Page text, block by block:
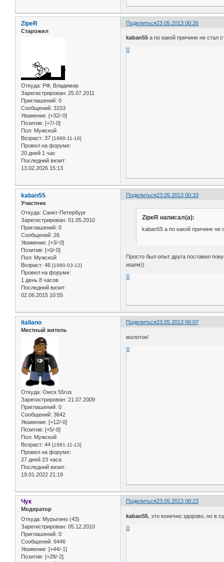
Поделиться23.05.2013 00:26
ZipeR
Старожил
Откуда: РФ, Владимир
Зарегистрирован: 25.07.2011
Приглашений: 0
Сообщений: 3153
Уважение: [+32/-0]
Позитив: [+7/-0]
Пол: Мужской
Возраст: 37 [1988-11-16]
Провел на форуме:
20 дней 1 час
Последний визит:
13.02.2026 15:13
kaban55 а по какой причине не стал
0
Поделиться23.05.2013 00:33
kaban55
Участник
Откуда: Санкт-Петербург
Зарегистрирован: 01.05.2010
Приглашений: 0
Сообщений: 26
Уважение: [+3/-0]
Позитив: [+0/-0]
Пол: Мужской
Возраст: 46 [1980-03-12]
Провел на форуме:
1 день 8 часов
Последний визит:
02.06.2015 10:55
ZipeR написал(а):
kaban55 а по какой причине не
Просто был опыт друга поставил
ищем))
0
Поделиться23.05.2013 06:07
italiano
Местный житель
Откуда: Омск 55rus
Зарегистрирован: 21.07.2009
Приглашений: 0
Сообщений: 3642
Уважение: [+12/-0]
Позитив: [+5/-0]
Пол: Мужской
Возраст: 44 [1981-11-13]
Провел на форуме:
27 дней 23 часа
Последний визит:
19.01.2022 21:19
молоток!
0
Поделиться23.05.2013 08:23
Чук
Модератор
Откуда: Мурыгино (43)
Зарегистрирован: 05.12.2010
Приглашений: 0
Сообщений: 6446
Уважение: [+44/-1]
Позитив: [+28/-2]
kaban55 , это конечно здорово, но в
0